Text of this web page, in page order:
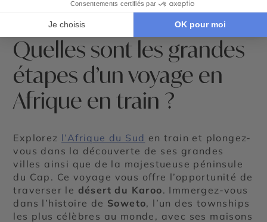
Quelles sont les grandes
étapes d’un voyage en
Afrique en train ?
Explorez l’Afrique du Sud en train et plongez-
vous dans la découverte de ses grandes
villes ainsi que de la majestueuse péninsule
du Cap. Ce voyage vous offre l’opportunité de
traverser le désert du Karoo. Immergez-vous
dans l’histoire de Soweto, l’un des townships
les plus célèbres au monde, avec ses maisons